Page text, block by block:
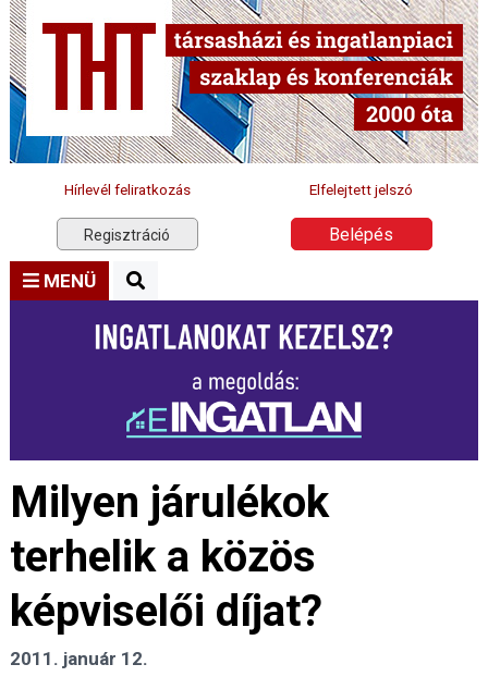
Hírlevél feliratkozás Elfelejtett jelszó
Regisztráció Belépés
MENÜ
Milyen járulékok
terhelik a közös
képviselői díjat?
2011. január 12.